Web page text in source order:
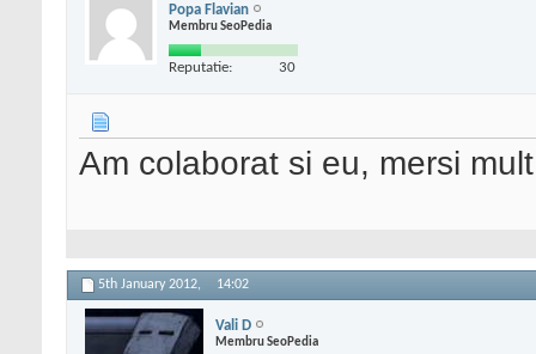
Popa Flavian
Membru SeoPedia
Reputatie: 30
Am colaborat si eu, mersi
5th January 2012, 14:02
Vali D
Membru SeoPedia